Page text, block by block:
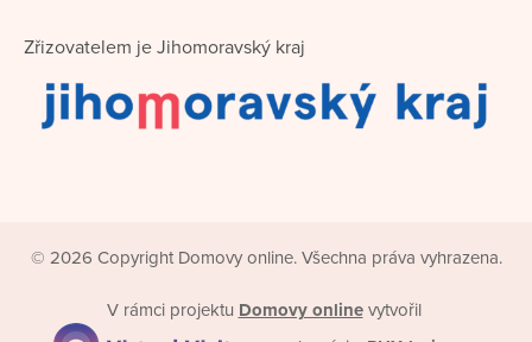
Zřizovatelem je Jihomoravský kraj
© 2026 Copyright Domovy online. Všechna práva vyhrazena.
V rámci projektu Domovy onlinevytvořil